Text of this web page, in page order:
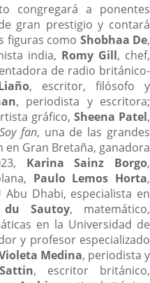
congregará a ponentes
gran prestigio y contará
figuras como Shobhaa De,
india, Romy Gill, chef,
de radio británico-
, escritor, filósofo y
, periodista y escritora;
gráfico, Sheena Patel,
Soy fan, una de las grandes
en Gran Bretaña, ganadora
Karina Sainz Borgo,
Paulo Lemos Horta,
Dhabi, especialista en
du Sautoy, matemático,
en la Universidad de
y profesor especializado
Medina, periodista y
, escritor británico,